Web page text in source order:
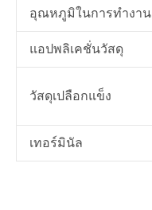
อุณหภูมิในการทำงาน
แอปพลิเคชั่นวัสดุ
วัสดุเปลือกแข็ง
เทอร์มินัล